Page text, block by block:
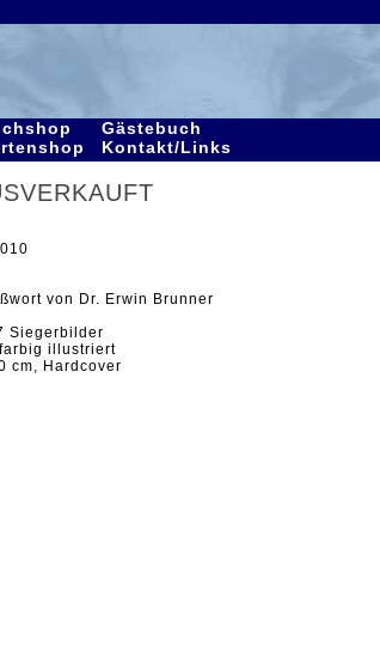
Gästebuch
Kontakt/Links
von Dr. Erwin Brunner
Siegerbilder
illustriert
cm, Hardcover